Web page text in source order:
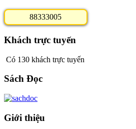
88333005
Khách trực tuyến
Có 130 khách trực tuyến
Sách Đọc
Giới thiệu